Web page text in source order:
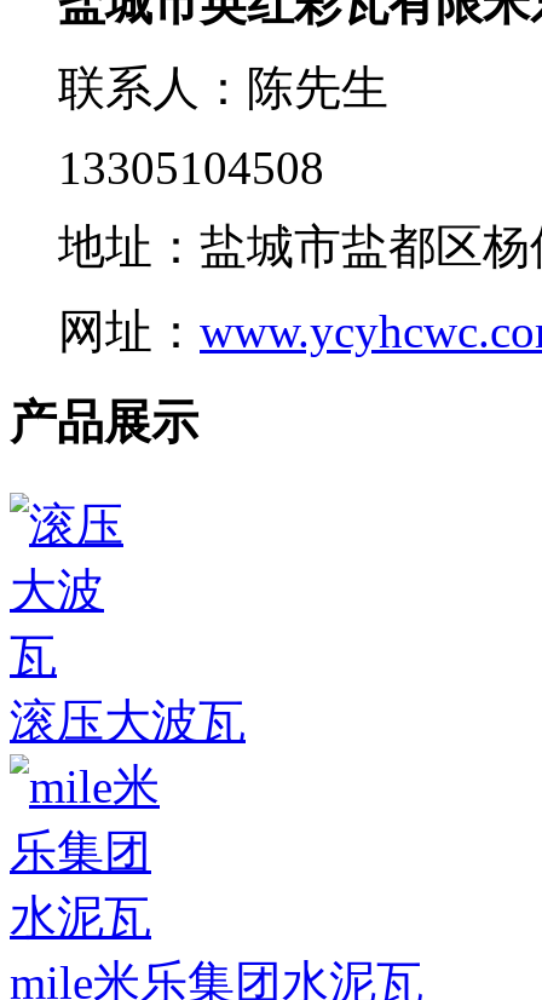
联系人：陈先生
13305104508
地址：盐城市盐都区
网址：
产品展示
滚压大波瓦
mile米乐集团水泥瓦